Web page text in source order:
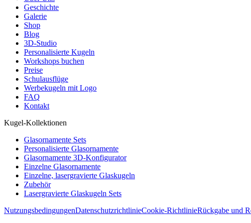
Geschichte
Galerie
Shop
Blog
3D-Studio
Personalisierte Kugeln
Workshops buchen
Preise
Schulausflüge
Werbekugeln mit Logo
FAQ
Kontakt
Kugel-Kollektionen
Glasornamente Sets
Personalisierte Glasornamente
Glasornamente 3D-Konfigurator
Einzelne Glasornamente
Einzelne, lasergravierte Glaskugeln
Zubehör
Lasergravierte Glaskugeln Sets
NutzungsbedingungenDatenschutzrichtlinieCookie-RichtlinieRückgabe und